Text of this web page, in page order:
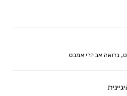
, גרואה אביזרי אמבט